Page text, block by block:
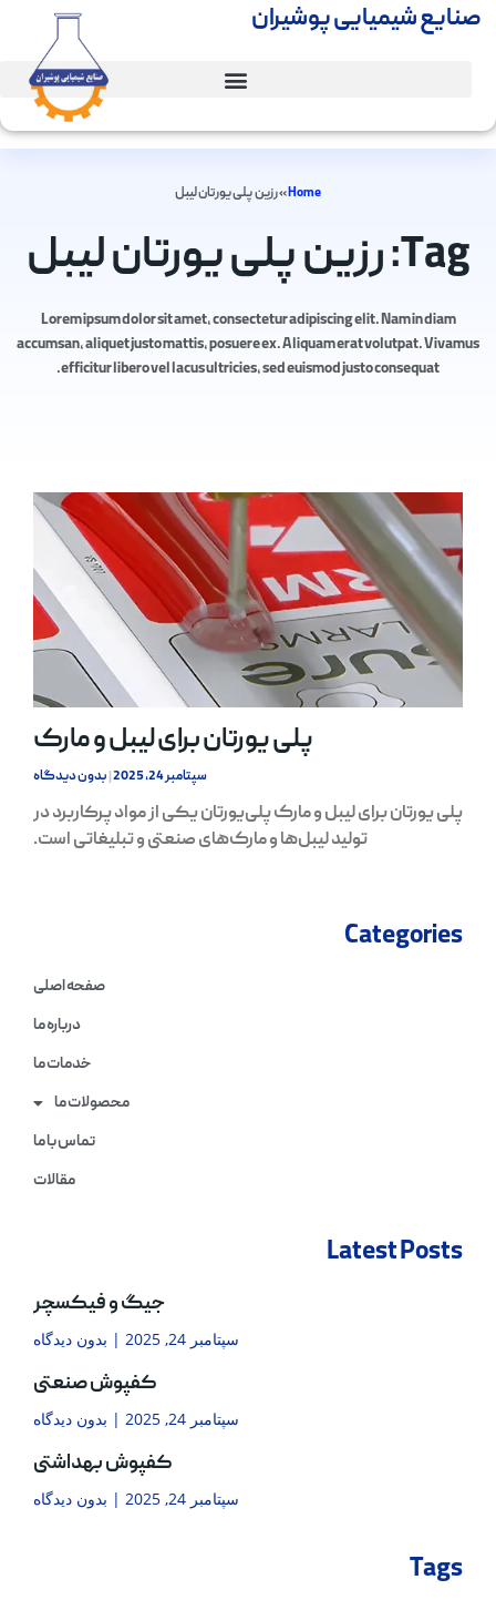
صنایع شیمیایی پوشیران
Home
»رزین پلی یورتان لیبل
Tag: رزین پلی یورتان لیبل
Lorem ipsum dolor sit amet, consectetur adipiscing elit. Nam in diam
accumsan, aliquet justo mattis, posuere ex. Aliquam erat volutpat. Vivamus
efficitur libero vel lacus ultricies, sed euismod justo consequat.
پلی یورتان برای لیبل و مارک
سپتامبر 24, 2025 بدون دیدگاه
پلی یورتان برای لیبل و مارک پلی‌یورتان یکی از مواد پرکاربرد در
تولید لیبل‌ها و مارک‌های صنعتی و تبلیغاتی است.
Categories
صفحه اصلی
درباره ما
خدمات ما
محصولات ما
تماس با ما
مقالات
Latest Posts
جیگ و فیکسچر
سپتامبر 24, 2025 بدون دیدگاه
کفپوش صنعتی
سپتامبر 24, 2025 بدون دیدگاه
کفپوش بهداشتی
سپتامبر 24, 2025 بدون دیدگاه
Tags